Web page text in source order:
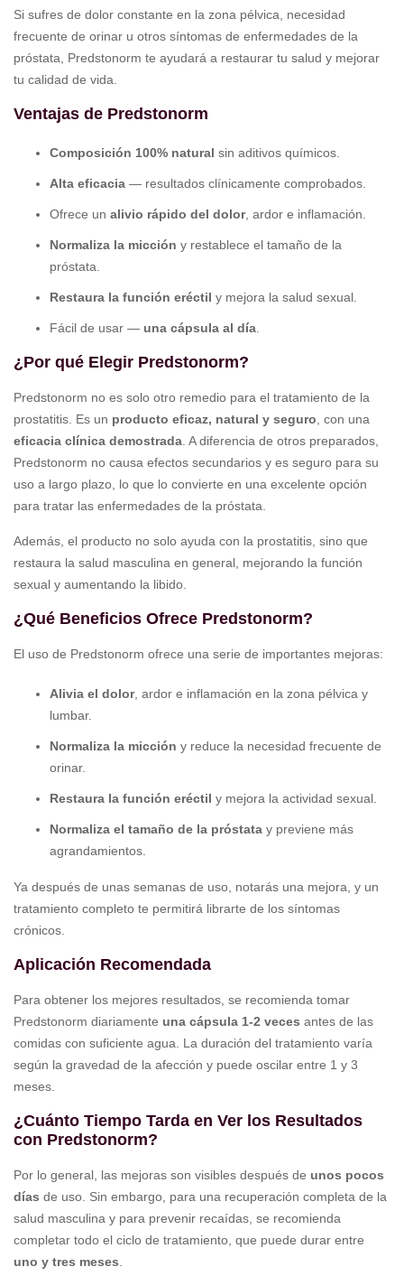
Si sufres de dolor constante en la zona pélvica, necesidad
frecuente de orinar u otros síntomas de enfermedades de la
próstata, Predstonorm te ayudará a restaurar tu salud y mejorar
tu calidad de vida.
Ventajas de Predstonorm
Composición 100% natural sin aditivos químicos.
Alta eficacia — resultados clínicamente comprobados.
Ofrece un alivio rápido del dolor, ardor e inflamación.
Normaliza la micción y restablece el tamaño de la
próstata.
Restaura la función eréctil y mejora la salud sexual.
Fácil de usar — una cápsula al día
¿Por qué Elegir Predstonorm?
Predstonorm no es solo otro remedio para el tratamiento de la
prostatitis. Es un producto eficaz, natural y seguro , con una
eficacia clínica demostrada . A diferencia de otros preparados,
Predstonorm no causa efectos secundarios y es seguro para su
uso a largo plazo, lo que lo convierte en una excelente opción
para tratar las enfermedades de la próstata.
Además, el producto no solo ayuda con la prostatitis, sino que
restaura la salud masculina en general, mejorando la función
sexual y aumentando la libido.
¿Qué Beneficios Ofrece Predstonorm?
El uso de Predstonorm ofrece una serie de importantes mejoras:
Alivia el dolor, ardor e inflamación en la zona pélvica y
lumbar.
Normaliza la micción y reduce la necesidad frecuente de
orinar.
Restaura la función eréctil y mejora la actividad sexual.
Normaliza el tamaño de la próstata y previene más
agrandamientos.
Ya después de unas semanas de uso, notarás una mejora, y un
tratamiento completo te permitirá librarte de los síntomas
crónicos.
Aplicación Recomendada
Para obtener los mejores resultados, se recomienda tomar
Predstonorm diariamente una cápsula 1-2 veces antes de las
comidas con suficiente agua. La duración del tratamiento varía
según la gravedad de la afección y puede oscilar entre 1 y 3
meses.
¿Cuánto Tiempo Tarda en Ver los Resultados
con Predstonorm?
Por lo general, las mejoras son visibles después de unos pocos
días de uso. Sin embargo, para una recuperación completa de la
salud masculina y para prevenir recaídas, se recomienda
completar todo el ciclo de tratamiento, que puede durar entre
uno y tres meses